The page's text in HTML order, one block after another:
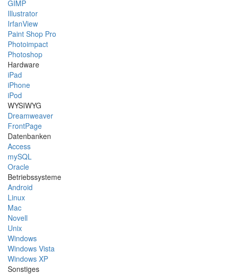
GIMP
Illustrator
IrfanView
Paint Shop Pro
Photoimpact
Photoshop
Hardware
iPad
iPhone
iPod
WYSIWYG
Dreamweaver
FrontPage
Datenbanken
Access
mySQL
Oracle
Betriebssysteme
Android
Linux
Mac
Novell
Unix
Windows
Windows Vista
Windows XP
Sonstiges